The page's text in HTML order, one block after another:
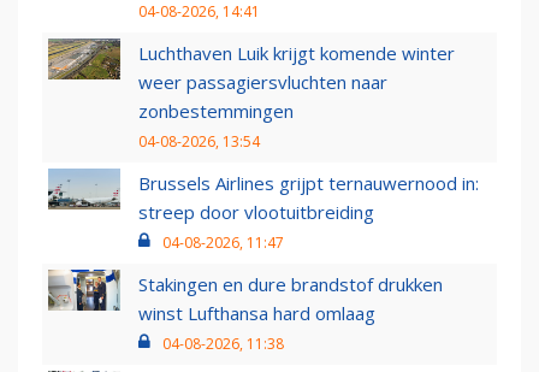
04-08-2026, 14:41
Luchthaven Luik krijgt komende winter
weer passagiersvluchten naar
zonbestemmingen
04-08-2026, 13:54
Brussels Airlines grijpt ternauwernood in:
streep door vlootuitbreiding
04-08-2026, 11:47
Stakingen en dure brandstof drukken
winst Lufthansa hard omlaag
04-08-2026, 11:38